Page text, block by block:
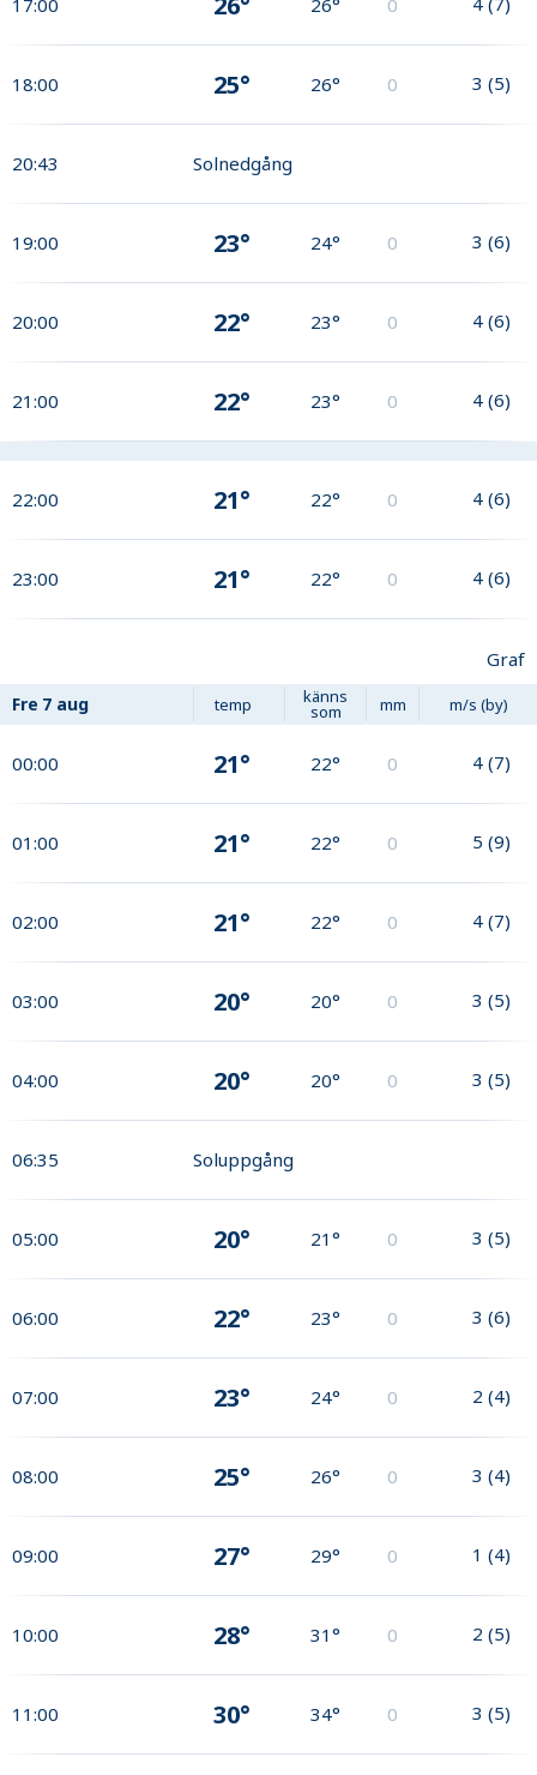
17:00 26° 0
18:00 25° 26° 0 3 (5)
20:43 Solnedgång
19:00 23° 24° 0 3 (6)
20:00 22° 23° 0 4 (6)
21:00 22° 23° 0 4 (6)
22:00 21° 22° 0 4 (6)
23:00 21° 22° 0 4 (6)
Graf
Fre 7 aug temp känns
som mm m/s (by)
00:00 21° 22° 0 4 (7)
01:00 21° 22° 0 5 (9)
02:00 21° 22° 0 4 (7)
03:00 20° 20° 0 3 (5)
04:00 20° 20° 0 3 (5)
06:35 Soluppgång
05:00 20° 21° 0 3 (5)
06:00 22° 23° 0 3 (6)
07:00 23° 24° 0 2 (4)
08:00 25° 26° 0 3 (4)
09:00 27° 29° 0 1 (4)
10:00 28° 31° 0 2 (5)
11:00 30° 34° 0 3 (5)